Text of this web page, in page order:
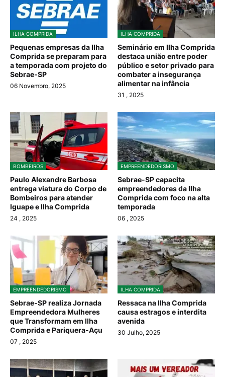
ILHA COMPRIDA
Pequenas empresas da Ilha
Comprida se preparam para
a temporada com projeto do
Sebrae-SP
06 Novembro, 2025
ILHA COMPRIDA
Seminário em Ilha Comprida
destaca união entre poder
público e setor privado para
combater a insegurança
alimentar na infância
31 , 2025
BOMBEIROS
Paulo Alexandre Barbosa
entrega viatura do Corpo de
Bombeiros para atender
Iguape e Ilha Comprida
24 , 2025
EMPREENDEDORISMO
Sebrae-SP capacita
empreendedores da Ilha
Comprida com foco na alta
temporada
06 , 2025
EMPREENDEDORISMO
Sebrae-SP realiza Jornada
Empreendedora Mulheres
que Transformam em Ilha
Comprida e Pariquera-Açu
07 , 2025
ILHA COMPRIDA
Ressaca na Ilha Comprida
causa estragos e interdita
avenida
30 Julho, 2025